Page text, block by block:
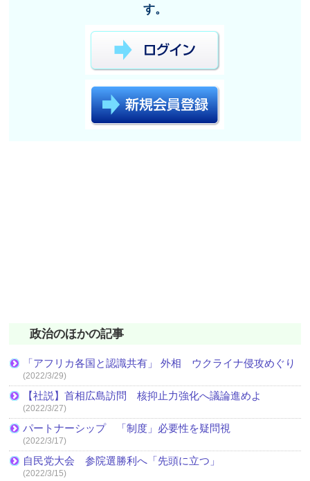
す。
政治のほかの記事
「アフリカ各国と認識共有」 外相 ウクライナ侵攻めぐり
(2022/3/29)
【社説】首相広島訪問 核抑止力強化へ議論進めよ
(2022/3/27)
パートナーシップ 「制度」必要性を疑問視
(2022/3/17)
自民党大会 参院選勝利へ「先頭に立つ」
(2022/3/15)